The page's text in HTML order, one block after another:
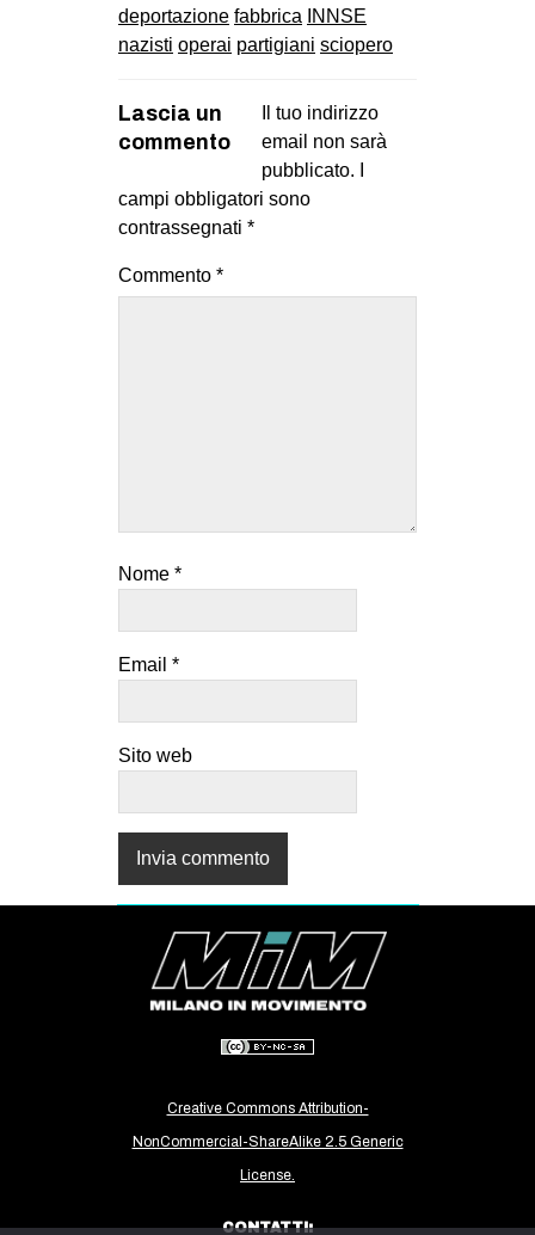
deportazione fabbrica
INNSE
nazisti operai partigiani sciopero
Lascia un
commento
Il tuo indirizzo
email non sarà
pubblicato.
campi obbligatori sono
contrassegnati *
Commento *
Nome *
Email *
Sito web
Creative Commons Attribution-
NonCommercial-ShareAlike 2.5 Generic
License.
CONTATTI: